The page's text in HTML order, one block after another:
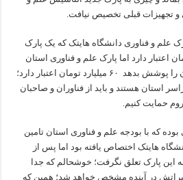
و تجهیزات قبلی تخصیص نیافت.
علم و فناوری دانشگاه هایتک که یک پارک
میلیارد تومان اعتبار دارد اما پارک علم و فناوری استان
کرمان که باید کل ۲۵ شهرستان را پوشش بدهد ۶۰ میلیارد تومان اعتبار دارد؛
استان هستند و باید از فناوران و صاحبان
حمایت کنیم.
که با بودجه علم و فناوری استان تامین
هایتک اختصاص یافته بود اما پس از
این پارک تعلق نگرفت؛ خوشحالم که جدا
در آینده مشخص خواهد شد؛ همین که